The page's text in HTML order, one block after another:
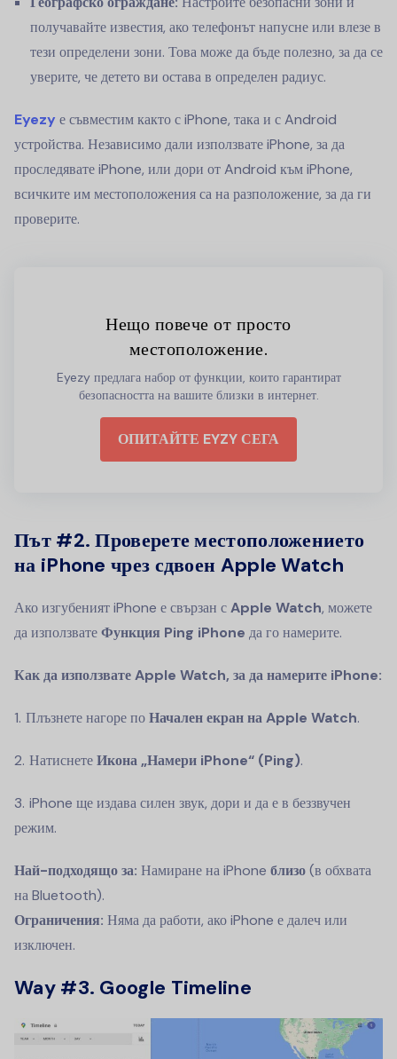
получавайте известия, ако телефонът напусне или влезе в
тези определени зони. Това може да бъде полезно, за да се
уверите, че детето ви остава в определен радиус.
Eyezy е съвместим както с iPhone, така и с Android
устройства. Независимо дали използвате iPhone, за да
проследявате iPhone, или дори от Android към iPhone,
всичките им местоположения са на разположение, за да ги
проверите.
Нещо повече от просто
местоположение.
Eyezy предлага набор от функции, които гарантират
безопасността на вашите близки в интернет.
ОПИТАЙТЕ EYZY СЕГА
Път #2.Проверете местоположението
на iPhone чрез сдвоен Apple Watch
Ако изгубеният iPhone е свързан сApple Watch, можете
да използватеФункция Ping iPhone да го намерите.
Как да използвате Apple Watch, за да намерите iPhone:
Плъзнете нагоре поНачален екран на Apple Watch.
НатиснетеИкона „Намери iPhone“ (Ping).
iPhone ще издава силен звук, дори и да е в беззвучен
режим.
Най-подходящо за: Намиране на iPhone близо(в обхвата
на Bluetooth).
Ограничения: Няма да работи, ако iPhone е далеч или
изключен.
Way #3. Google Timeline